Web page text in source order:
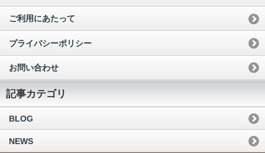
ご利用にあたって
プライバシーポリシー
お問い合わせ
記事カテゴリ
BLOG
NEWS